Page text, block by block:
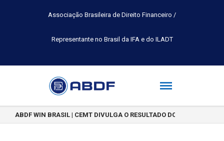
Associação Brasileira de Direito Financeiro /
Representante no Brasil da IFA e do ILADT
ABDF WIN BRASIL | CEMT DIVULGA O RESULTADO DO CONCURSO